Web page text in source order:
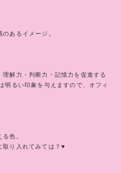
あるイメージ。
解力・判断力・記憶力を促進する
明るい印象を与えますので、オフィ
色。
取り入れてみては？♥️